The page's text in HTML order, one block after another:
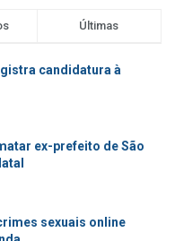
Últimas
candidatura à
ex-prefeito de São
sexuais online